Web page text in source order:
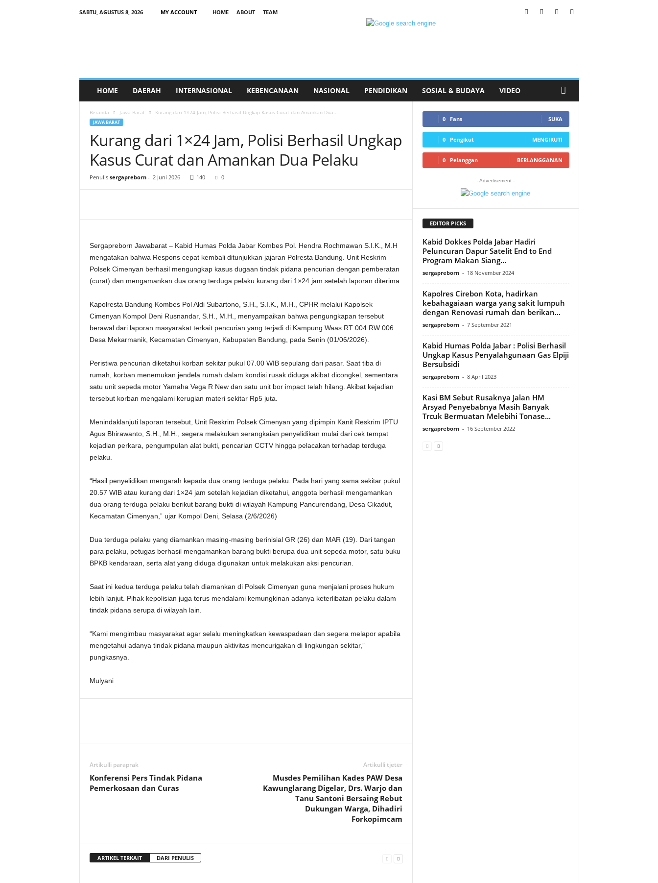
SABTU, AGUSTUS 8, 2026 MY ACCOUNT HOME ABOUT TEAM
HOME DAERAH INTERNASIONAL KEBENCANAAN NASIONAL PENDIDIKAN SOSIAL & BUDAYA VIDEO
Beranda Jawa Barat Kurang dari 1×24 Jam, Polisi Berhasil Ungkap Kasus Curat dan Amankan Dua...
JAWA BARAT
Kurang dari 1×24 Jam, Polisi Berhasil Ungkap
Kasus Curat dan Amankan Dua Pelaku
Penulis sergapreborn- 2 Juni 2026 140 0
Sergapreborn Jawabarat – Kabid Humas Polda Jabar Kombes Pol. Hendra Rochmawan S.I.K., M.H
mengatakan bahwa Respons cepat kembali ditunjukkan jajaran Polresta Bandung. Unit Reskrim
Polsek Cimenyan berhasil mengungkap kasus dugaan tindak pidana pencurian dengan pemberatan
(curat) dan mengamankan dua orang terduga pelaku kurang dari 1×24 jam setelah laporan diterima.
Kapolresta Bandung Kombes Pol Aldi Subartono, S.H., S.I.K., M.H., CPHR melalui Kapolsek
Cimenyan Kompol Deni Rusnandar, S.H., M.H., menyampaikan bahwa pengungkapan tersebut
berawal dari laporan masyarakat terkait pencurian yang terjadi di Kampung Waas RT 004 RW 006
Desa Mekarmanik, Kecamatan Cimenyan, Kabupaten Bandung, pada Senin (01/06/2026).
Peristiwa pencurian diketahui korban sekitar pukul 07.00 WIB sepulang dari pasar. Saat tiba di
rumah, korban menemukan jendela rumah dalam kondisi rusak diduga akibat dicongkel, sementara
satu unit sepeda motor Yamaha Vega R New dan satu unit bor impact telah hilang. Akibat kejadian
tersebut korban mengalami kerugian materi sekitar Rp5 juta.
Menindaklanjuti laporan tersebut, Unit Reskrim Polsek Cimenyan yang dipimpin Kanit Reskrim IPTU
Agus Bhirawanto, S.H., M.H., segera melakukan serangkaian penyelidikan mulai dari cek tempat
kejadian perkara, pengumpulan alat bukti, pencarian CCTV hingga pelacakan terhadap terduga
pelaku.
“Hasil penyelidikan mengarah kepada dua orang terduga pelaku. Pada hari yang sama sekitar pukul
20.57 WIB atau kurang dari 1×24 jam setelah kejadian diketahui, anggota berhasil mengamankan
dua orang terduga pelaku berikut barang bukti di wilayah Kampung Pancurendang, Desa Cikadut,
Kecamatan Cimenyan,” ujar Kompol Deni, Selasa (2/6/2026)
Dua terduga pelaku yang diamankan masing-masing berinisial GR (26) dan MAR (19). Dari tangan
para pelaku, petugas berhasil mengamankan barang bukti berupa dua unit sepeda motor, satu buku
BPKB kendaraan, serta alat yang diduga digunakan untuk melakukan aksi pencurian.
Saat ini kedua terduga pelaku telah diamankan di Polsek Cimenyan guna menjalani proses hukum
lebih lanjut. Pihak kepolisian juga terus mendalami kemungkinan adanya keterlibatan pelaku dalam
tindak pidana serupa di wilayah lain.
“Kami mengimbau masyarakat agar selalu meningkatkan kewaspadaan dan segera melapor apabila
mengetahui adanya tindak pidana maupun aktivitas mencurigakan di lingkungan sekitar,”
pungkasnya.
Mulyani
Artikulli paraprak
Konferensi Pers Tindak Pidana
Pemerkosaan dan Curas
Artikulli tjetër
Musdes Pemilihan Kades PAW Desa
Kawunglarang Digelar, Drs. Warjo dan
Tanu Santoni Bersaing Rebut
Dukungan Warga, Dihadiri
Forkopimcam
ARTIKEL TERKAIT DARI PENULIS
0 Fans SUKA
0 Pengikut MENGIKUTI
0 Pelanggan BERLANGGANAN
- Advertisement -
EDITOR PICKS
Kabid Dokkes Polda Jabar Hadiri
Peluncuran Dapur Satelit End to End
Program Makan Siang...
sergapreborn - 18 November 2024
Kapolres Cirebon Kota, hadirkan
kebahagaiaan warga yang sakit lumpuh
dengan Renovasi rumah dan berikan...
sergapreborn - 7 September 2021
Kabid Humas Polda Jabar : Polisi Berhasil
Ungkap Kasus Penyalahgunaan Gas Elpiji
Bersubsidi
sergapreborn - 8 April 2023
Kasi BM Sebut Rusaknya Jalan HM
Arsyad Penyebabnya Masih Banyak
Trcuk Bermuatan Melebihi Tonase...
sergapreborn - 16 September 2022